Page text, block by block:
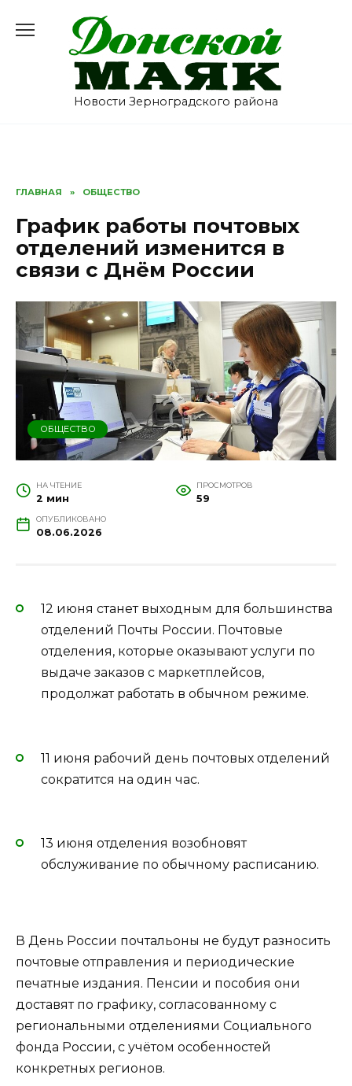
содержанию
Новости Зерноградского района
ГЛАВНАЯ » ОБЩЕСТВО
График работы почтовых
отделений изменится в
связи с Днём России
ОБЩЕСТВО
НА ЧТЕНИЕ
2 мин
ПРОСМОТРОВ
59
ОПУБЛИКОВАНО
08.06.2026
12 июня станет выходным для большинства
отделений Почты России. Почтовые
отделения, которые оказывают услуги по
выдаче заказов с маркетплейсов,
продолжат работать в обычном режиме.
11 июня рабочий день почтовых отделений
сократится на один час.
13 июня отделения возобновят
обслуживание по обычному расписанию.
В День России почтальоны не будут разносить
почтовые отправления и периодические
печатные издания. Пенсии и пособия они
доставят по графику, согласованному с
региональными отделениями Социального
фонда России, с учётом особенностей
конкретных регионов.